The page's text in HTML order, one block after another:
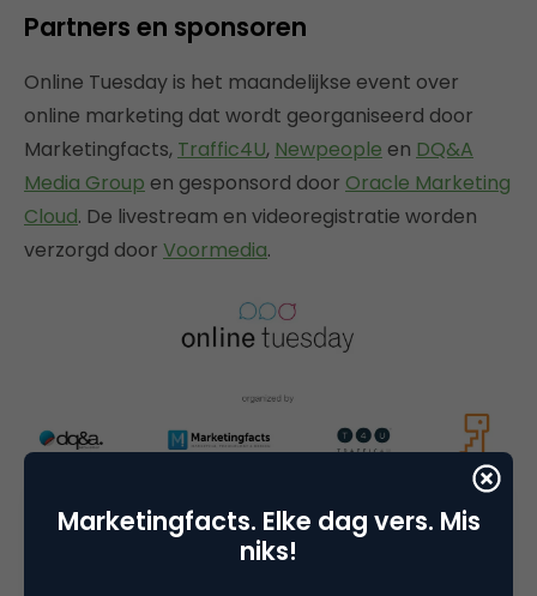
Partners en sponsoren
Online Tuesday is het maandelijkse event over
online marketing dat wordt georganiseerd door
Marketingfacts, Traffic4U, Newpeople en DQ&A
Media Group en gesponsord door Oracle Marketing
Cloud. De livestream en videoregistratie worden
verzorgd door Voormedia.
Marketingfacts. Elke dag vers. Mis
niks!